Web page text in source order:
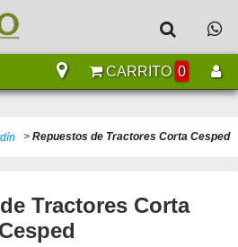
CARRITO 0
> Repuestos de Tractores Corta Cesped
Tractores Corta
Cesped